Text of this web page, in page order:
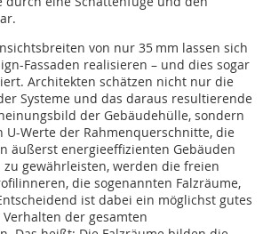
von nur 35 mm lassen sich
Fassaden realisieren – und dies sogar
Architekten schätzen nicht nur die
Systeme und das daraus resultierende
der Gebäudehülle, sondern
U-Werte der Rahmenquerschnitte, die
äußerst energieeffizienten Gebäuden
gewährleisten, werden die freien
die sogenannten Falzräume,
ist dabei ein möglichst gutes
der gesamten